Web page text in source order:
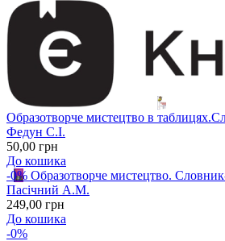
Образотворче мистецтво в
Федун С.І.
50,00 грн
До кошика
-0% Образотворче мистецтво.
Пасічний А.М.
249,00 грн
До кошика
-0%